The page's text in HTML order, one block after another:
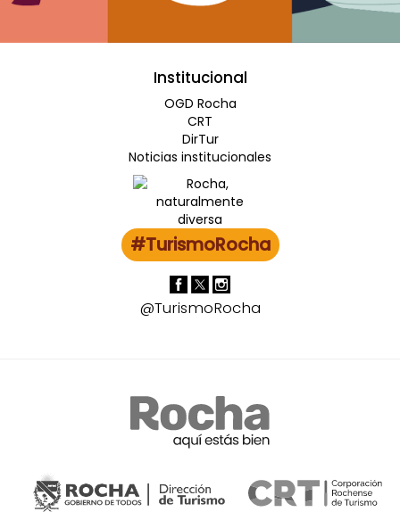
Institucional
OGD Rocha
CRT
DirTur
Noticias institucionales
#TurismoRocha
@TurismoRocha